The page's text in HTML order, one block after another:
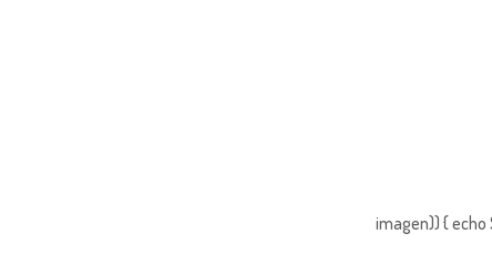
imagen)) { echo